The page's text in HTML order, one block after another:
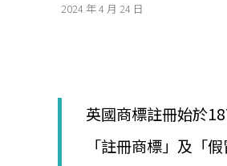
2024 年 4 月 24 日
英國商標註冊始於
「註冊商標」及「